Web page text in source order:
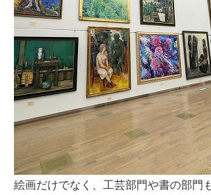
絵画だけでなく、工芸部門や書の部門